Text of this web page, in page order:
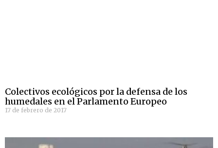
Colectivos ecológicos por la defensa de los
humedales en el Parlamento Europeo
17 de febrero de 2017